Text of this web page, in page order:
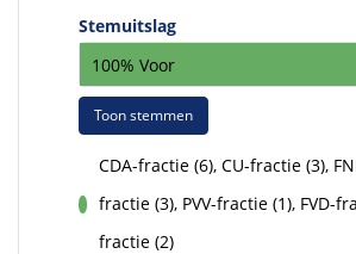
Stemuitslag
100% Voor
Toon stemmen
voor
CDA-fractie (6), CU-fractie (3),
fractie (3), PVV-fractie (1), FVD-
fractie (2)